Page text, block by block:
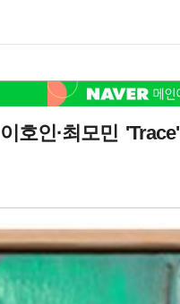
호인·최모민 'Trace'